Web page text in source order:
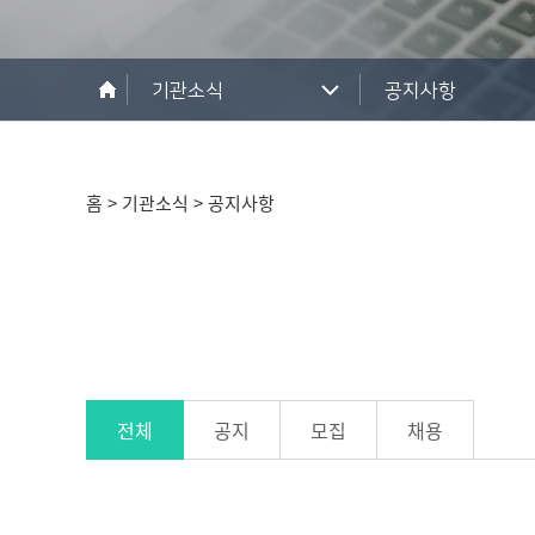
기관소식 공지사항
홈 > 기관소식 > 공지사항
전체 공지 모집 채용